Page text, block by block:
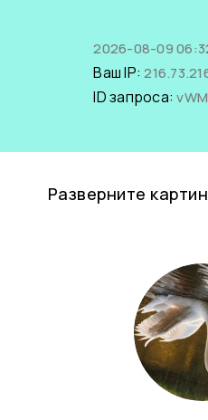
2026-08-09
Ваш IP:
ID запроса:
Разверните